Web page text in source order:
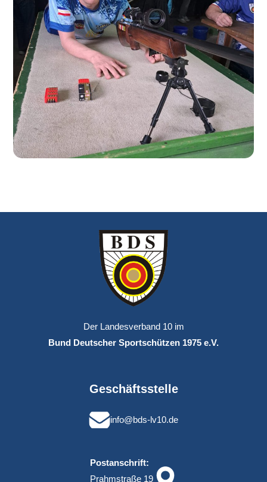
Der Landesverband 10 im
Bund Deutscher Sportschützen 1975 e.V.
Geschäftsstelle
info@bds-lv10.de
Postanschrift:
Prahmstraße 19